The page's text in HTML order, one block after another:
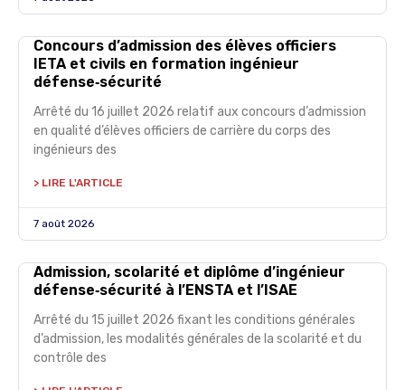
Concours d’admission des élèves officiers
IETA et civils en formation ingénieur
défense‑sécurité
Arrêté du 16 juillet 2026 relatif aux concours d’admission
en qualité d’élèves officiers de carrière du corps des
ingénieurs des
> LIRE L'ARTICLE
7 août 2026
Admission, scolarité et diplôme d’ingénieur
défense‑sécurité à l’ENSTA et l’ISAE
Arrêté du 15 juillet 2026 fixant les conditions générales
d’admission, les modalités générales de la scolarité et du
contrôle des